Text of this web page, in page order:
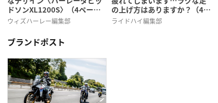
ドソンXL1200S〉（4ページ
目）
ウィズハーレー編集部
の上げ方はありますか？（4ペ
ージ目）
ライドハイ編集部
ブランドポスト